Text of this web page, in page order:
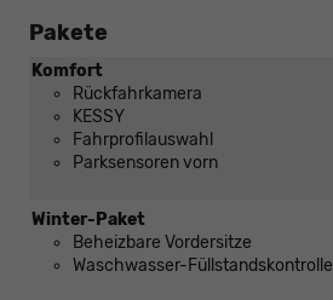
Pakete
Komfort
Rückfahrkamera
KESSY
Fahrprofilauswahl
Parksensoren vorn
Winter-Paket
Beheizbare Vordersitze
Waschwasser-Füllstandskontrolle